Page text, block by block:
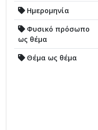
Ημερομηνία
Φυσικό πρόσωπο
ως θέμα
Θέμα ως θέμα